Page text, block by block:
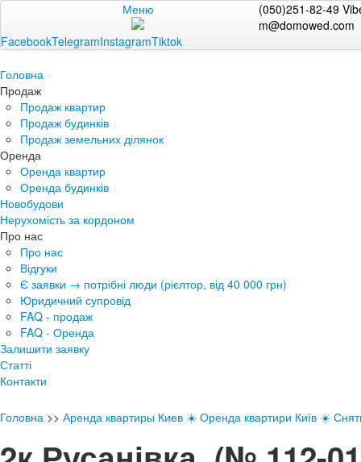
Меню
(050)251-82-49
m@domowed.com
FacebookTelegramInstagramTiktok
Головна
Продаж
Продаж квартир
Продаж будинків
Продаж земельних ділянок
Оренда
Оренда квартир
Оренда будинків
Новобудови
Нерухомість за кордоном
Про нас
Про нас
Відгуки
Є заявки → потрібні люди (рієлтор, від 40 000 грн)
Юридичний супровід
FAQ - продаж
FAQ - Оренда
Залишити заявку
Статті
Контакти
Головна >> Аренда квартиры Киев ☀️ Оренда квартири Київ ☀️